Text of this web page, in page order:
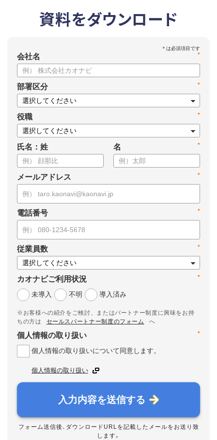
資料をダウンロード
*
会社名
*
部署区分
*
役職
氏名：姓 *
名
*
メールアドレス
*
電話番号
*
従業員数
*
カオナビご利用状況
未導入
不明 導入済み
※お客様への紹介をご検討、またはパートナー制度に興味をお持
ちの方は
セールスパートナー制度のフォーム
へ
*
個人情報の取り扱い
個人情報の取り扱いについて同意します。
個人情報の取り扱い
入力内容を送信する
フォーム送信後、ダウンロードURLを記載したメールをお送り致
します。